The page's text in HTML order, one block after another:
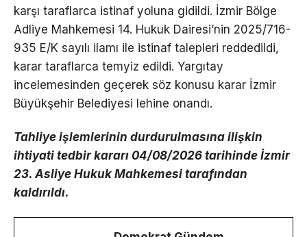
karşı taraflarca istinaf yoluna gidildi. İzmir Bölge
Adliye Mahkemesi 14. Hukuk Dairesi’nin 2025/716-
935 E/K sayılı ilamı ile istinaf talepleri reddedildi,
karar taraflarca temyiz edildi. Yargıtay
incelemesinden geçerek söz konusu karar İzmir
Büyükşehir Belediyesi lehine onandı.
Tahliye işlemlerinin durdurulmasına ilişkin
ihtiyati tedbir kararı 04/08/2026 tarihinde İzmir
23. Asliye Hukuk Mahkemesi tarafından
kaldırıldı.